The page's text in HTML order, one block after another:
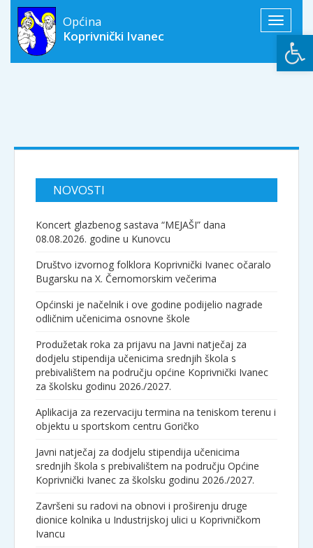
Toggle
Općina
Koprivnički Ivanec
NOVOSTI
Koncert glazbenog sastava “MEJAŠI” dana
08.08.2026. godine u Kunovcu
Društvo izvornog folklora Koprivnički Ivanec očaralo
Bugarsku na X. Černomorskim večerima
Općinski je načelnik i ove godine podijelio nagrade
odličnim učenicima osnovne škole
Produžetak roka za prijavu na Javni natječaj za
dodjelu stipendija učenicima srednjih škola s
prebivalištem na području općine Koprivnički Ivanec
za školsku godinu 2026./2027.
Aplikacija za rezervaciju termina na teniskom terenu i
objektu u sportskom centru Goričko
Javni natječaj za dodjelu stipendija učenicima
srednjih škola s prebivalištem na području Općine
Koprivnički Ivanec za školsku godinu 2026./2027.
Završeni su radovi na obnovi i proširenju druge
dionice kolnika u Industrijskoj ulici u Koprivničkom
Ivancu